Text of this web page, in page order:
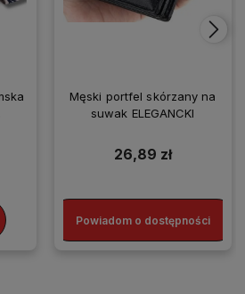
Męski portfel skórzany na
suwak ELEGANCKI
26,89 zł
Powiadom o dostępności